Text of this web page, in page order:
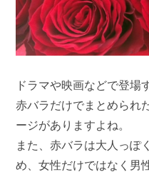
ドラマや映画などで登場
赤バラだけでまとめられ
ージがありますよね。
また、赤バラは大人っぽ
め、女性だけではなく男